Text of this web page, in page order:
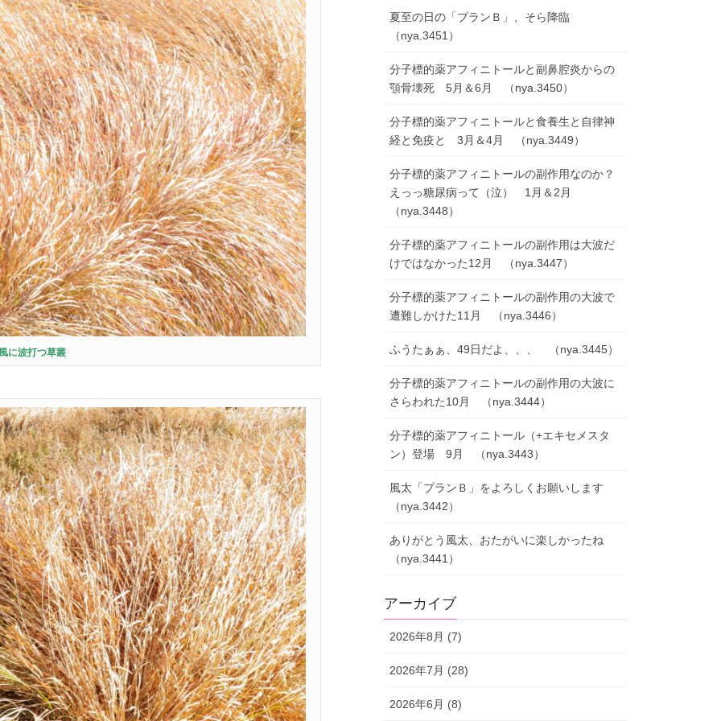
に波打つ草叢
夏至の日の「プランＢ」、そら降臨
（nya.3451）
分子標的薬アフィニトールと副鼻腔炎からの
顎骨壊死 5月＆6月 （nya.3450）
分子標的薬アフィニトールと食養生と自律神
経と免疫と 3月＆4月 （nya.3449）
分子標的薬アフィニトールの副作用なのか？
えっっ糖尿病って（泣） 1月＆2月
（nya.3448）
分子標的薬アフィニトールの副作用は大波だ
けではなかった12月 （nya.3447）
分子標的薬アフィニトールの副作用の大波で
遭難しかけた11月 （nya.3446）
ふうたぁぁ、49日だよ、、、 （nya.3445）
分子標的薬アフィニトールの副作用の大波に
さらわれた10月 （nya.3444）
分子標的薬アフィニトール（+エキセメスタ
ン）登場 9月 （nya.3443）
風太「プランＢ」をよろしくお願いします
（nya.3442）
ありがとう風太、おたがいに楽しかったね
（nya.3441）
アーカイブ
2026年8月 (7)
2026年7月 (28)
2026年6月 (8)